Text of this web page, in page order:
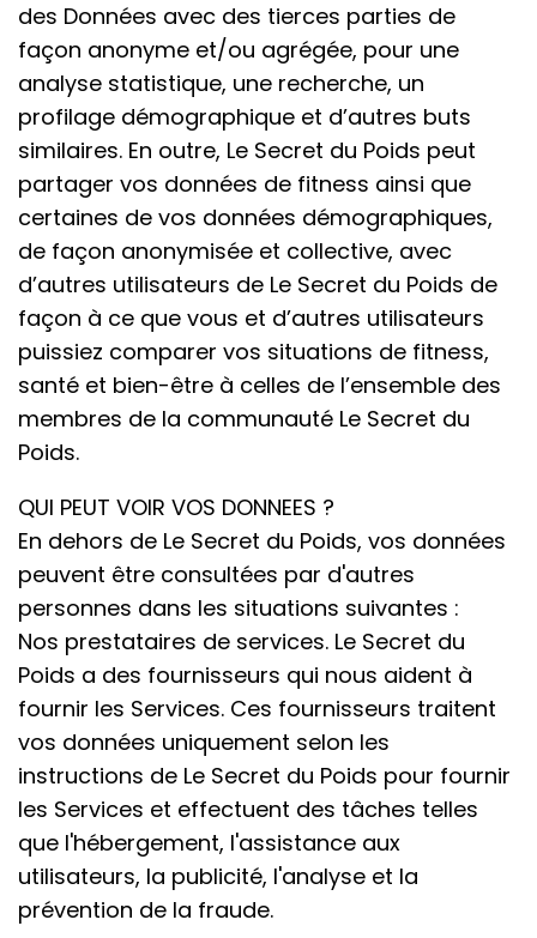
des Données avec des tierces parties de
façon anonyme et/ou agrégée, pour une
analyse statistique, une recherche, un
profilage démographique et d’autres buts
similaires. En outre, Le Secret du Poids peut
partager vos données de fitness ainsi que
certaines de vos données démographiques,
de façon anonymisée et collective, avec
d’autres utilisateurs de Le Secret du Poids de
façon à ce que vous et d’autres utilisateurs
puissiez comparer vos situations de fitness,
santé et bien-être à celles de l’ensemble des
membres de la communauté Le Secret du
Poids.
QUI PEUT VOIR VOS DONNEES ?
En dehors de Le Secret du Poids, vos données
peuvent être consultées par d'autres
personnes dans les situations suivantes :
Nos prestataires de services. Le Secret du
Poids a des fournisseurs qui nous aident à
fournir les Services. Ces fournisseurs traitent
vos données uniquement selon les
instructions de Le Secret du Poids pour fournir
les Services et effectuent des tâches telles
que l'hébergement, l'assistance aux
utilisateurs, la publicité, l'analyse et la
prévention de la fraude.